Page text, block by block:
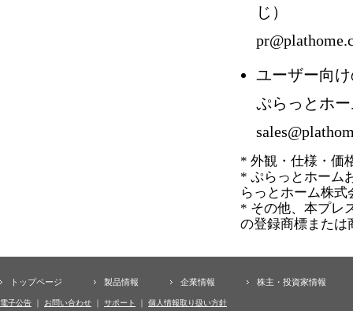
じ）
ユーザー向
ぷらっとホ
* 外観・仕様・価
* ぷらっとホーム
らっとホーム株
* その他、本プレ
の登録商標または
トップページ 製品情報 企業情報 株主・投資家情報
電子公告 ｜ お問い合わせ ｜ サポート ｜ 個人情報取り扱い方針